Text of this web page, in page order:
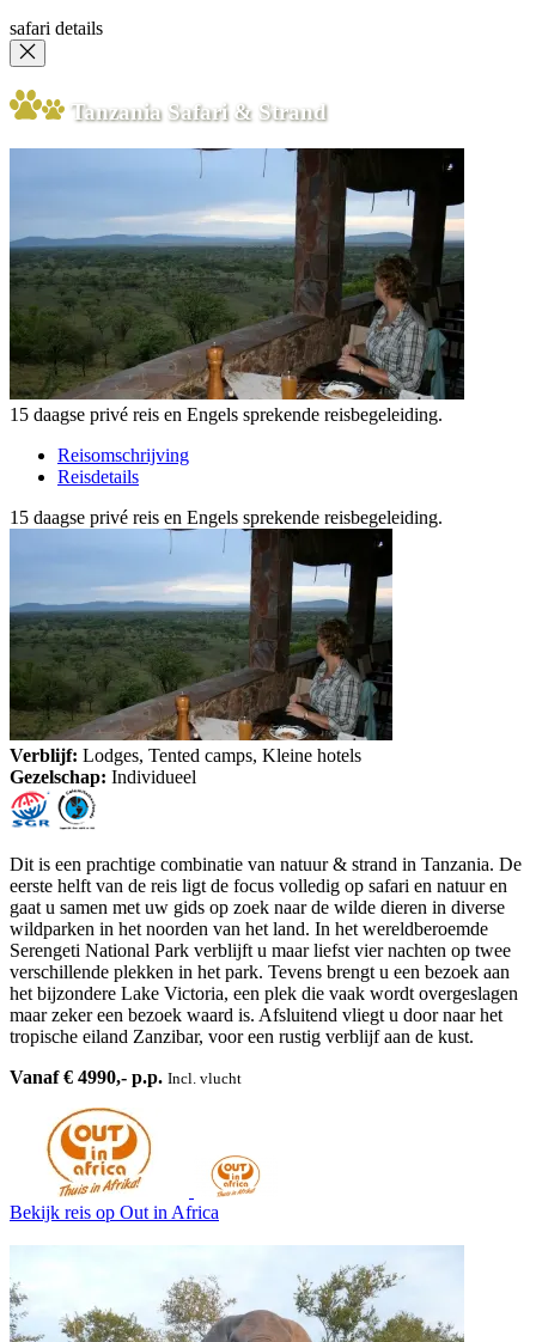
safari details
Tanzania Safari & Strand
15 daagse privé reis en Engels sprekende reisbegeleiding.
Reisomschrijving
Reisdetails
15 daagse privé reis en Engels sprekende reisbegeleiding.
Verblijf: Lodges, Tented camps, Kleine hotels
Gezelschap: Individueel
Dit is een prachtige combinatie van natuur & strand in Tanzania. De
eerste helft van de reis ligt de focus volledig op safari en natuur en
gaat u samen met uw gids op zoek naar de wilde dieren in diverse
wildparken in het noorden van het land. In het wereldberoemde
Serengeti National Park verblijft u maar liefst vier nachten op twee
verschillende plekken in het park. Tevens brengt u een bezoek aan
het bijzondere Lake Victoria, een plek die vaak wordt overgeslagen
maar zeker een bezoek waard is. Afsluitend vliegt u door naar het
tropische eiland Zanzibar, voor een rustig verblijf aan de kust.
Vanaf € 4990,- p.p. Incl. vlucht
Bekijk reis op Out in Africa